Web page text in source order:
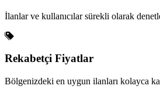
İlanlar ve kullanıcılar sürekli olarak
Rekabetçi Fiyatlar
Bölgenizdeki en uygun ilanları kolayca